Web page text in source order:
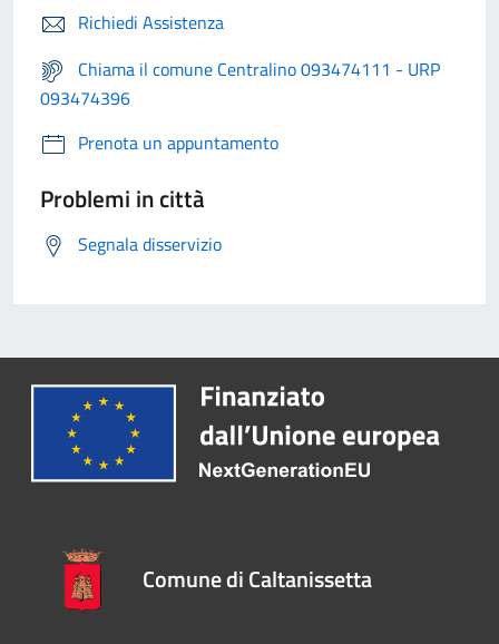
Richiedi Assistenza
Chiama il comune Centralino 093474111 - URP
093474396
Prenota un appuntamento
Problemi in città
Segnala disservizio
Comune di Caltanissetta